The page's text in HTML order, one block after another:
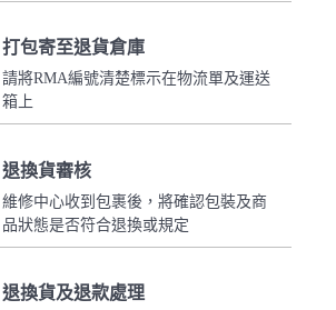
打包寄至退貨倉庫
請將RMA編號清楚標示在物流單及運送
箱上
退換貨審核
維修中心收到包裹後，將確認包裝及商
品狀態是否符合退換或規定
退換貨及退款處理